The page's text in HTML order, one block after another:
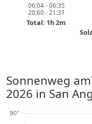
06:04 - 06:35
20:60 - 21:31
Total: 1h 2m
Sonnenweg am
2026 in San